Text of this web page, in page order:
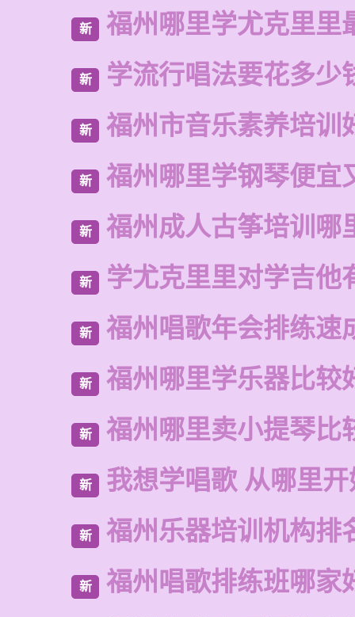
新 福州哪里学尤克里里
新 学流行唱法要花多少
新 福州市音乐素养培训
新 福州哪里学钢琴便宜
新 福州成人古筝培训哪
新 学尤克里里对学吉他
新 福州唱歌年会排练速
新 福州哪里学乐器比较
新 福州哪里卖小提琴比
新 我想学唱歌 从哪里开
新 福州乐器培训机构排
新 福州唱歌排练班哪家